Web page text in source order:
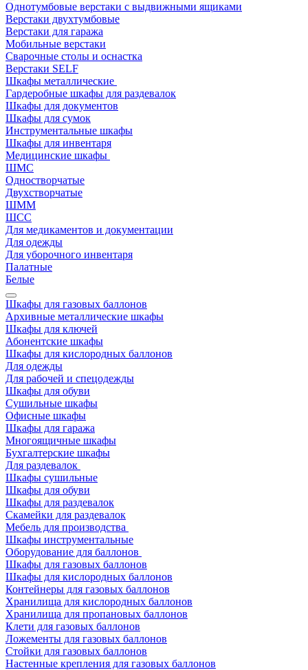
Однотумбовые верстаки с выдвижными ящиками
Верстаки двухтумбовые
Верстаки для гаража
Мобильные верстаки
Сварочные столы и оснастка
Верстаки SELF
Шкафы металлические
Гардеробные шкафы для раздевалок
Шкафы для документов
Шкафы для сумок
Инструментальные шкафы
Шкафы для инвентаря
Медицинские шкафы
ШМС
Одностворчатые
Двухстворчатые
ШММ
ШСС
Для медикаментов и документации
Для одежды
Для уборочного инвентаря
Палатные
Белые
Шкафы для газовых баллонов
Архивные металлические шкафы
Шкафы для ключей
Абонентские шкафы
Шкафы для кислородных баллонов
Для одежды
Для рабочей и спецодежды
Шкафы для обуви
Сушильные шкафы
Офисные шкафы
Шкафы для гаража
Многоящичные шкафы
Бухгалтерские шкафы
Для раздевалок
Шкафы сушильные
Шкафы для обуви
Шкафы для раздевалок
Скамейки для раздевалок
Мебель для производства
Шкафы инструментальные
Оборудование для баллонов
Шкафы для газовых баллонов
Шкафы для кислородных баллонов
Контейнеры для газовых баллонов
Хранилища для кислородных баллонов
Хранилища для пропановых баллонов
Клети для газовых баллонов
Ложементы для газовых баллонов
Стойки для газовых баллонов
Настенные крепления для газовых баллонов